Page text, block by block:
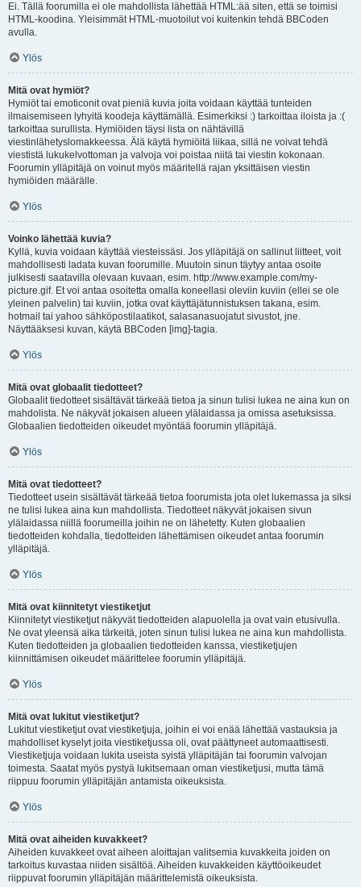
Ei. Tällä foorumilla ei ole mahdollista lähettää HTML:ää siten, että se toimisi
HTML-koodina. Yleisimmät HTML-muotoilut voi kuitenkin tehdä BBCoden
avulla.
Ylös
Mitä ovat hymiöt?
Hymiöt tai emoticonit ovat pieniä kuvia joita voidaan käyttää tunteiden
ilmaisemiseen lyhyitä koodeja käyttämällä. Esimerkiksi :) tarkoittaa iloista ja :(
tarkoittaa surullista. Hymiöiden täysi lista on nähtävillä
viestinlähetyslomakkeessa. Älä käytä hymiöitä liikaa, sillä ne voivat tehdä
viestistä lukukelvottoman ja valvoja voi poistaa niitä tai viestin kokonaan.
Foorumin ylläpitäjä on voinut myös määritellä rajan yksittäisen viestin
hymiöiden määrälle.
Ylös
Voinko lähettää kuvia?
Kyllä, kuvia voidaan käyttää viesteissäsi. Jos ylläpitäjä on sallinut liitteet, voit
mahdollisesti ladata kuvan foorumille. Muutoin sinun täytyy antaa osoite
julkisesti saatavilla olevaan kuvaan, esim. http://www.example.com/my-
picture.gif. Et voi antaa osoitetta omalla koneellasi oleviin kuviin (ellei se ole
yleinen palvelin) tai kuviin, jotka ovat käyttäjätunnistuksen takana, esim.
hotmail tai yahoo sähköpostilaatikot, salasanasuojatut sivustot, jne.
Näyttääksesi kuvan, käytä BBCoden [img]-tagia.
Ylös
Mitä ovat globaalit tiedotteet?
Globaalit tiedotteet sisältävät tärkeää tietoa ja sinun tulisi lukea ne aina kun on
mahdolista. Ne näkyvät jokaisen alueen ylälaidassa ja omissa asetuksissa.
Globaalien tiedotteiden oikeudet myöntää foorumin ylläpitäjä.
Ylös
Mitä ovat tiedotteet?
Tiedotteet usein sisältävät tärkeää tietoa foorumista jota olet lukemassa ja siksi
ne tulisi lukea aina kun mahdollista. Tiedotteet näkyvät jokaisen sivun
ylälaidassa niillä foorumeilla joihin ne on lähetetty. Kuten globaalien
tiedotteiden kohdalla, tiedotteiden lähettämisen oikeudet antaa foorumin
ylläpitäjä.
Ylös
Mitä ovat kiinnitetyt viestiketjut
Kiinnitetyt viestiketjut näkyvät tiedotteiden alapuolella ja ovat vain etusivulla.
Ne ovat yleensä aika tärkeitä, joten sinun tulisi lukea ne aina kun mahdollista.
Kuten tiedotteiden ja globaalien tiedotteiden kanssa, viestiketjujen
kiinnittämisen oikeudet määrittelee foorumin ylläpitäjä.
Ylös
Mitä ovat lukitut viestiketjut?
Lukitut viestiketjut ovat viestiketjuja, joihin ei voi enää lähettää vastauksia ja
mahdolliset kyselyt joita viestiketjussa oli, ovat päättyneet automaattisesti.
Viestiketjuja voidaan lukita useista syistä ylläpitäjän tai foorumin valvojan
toimesta. Saatat myös pystyä lukitsemaan oman viestiketjusi, mutta tämä
riippuu foorumin ylläpitäjän antamista oikeuksista.
Ylös
Mitä ovat aiheiden kuvakkeet?
Aiheiden kuvakkeet ovat aiheen aloittajan valitsemia kuvakkeita joiden on
tarkoitus kuvastaa niiden sisältöä. Aiheiden kuvakkeiden käyttöoikeudet
riippuvat foorumin ylläpitäjän määrittelemistä oikeuksista.